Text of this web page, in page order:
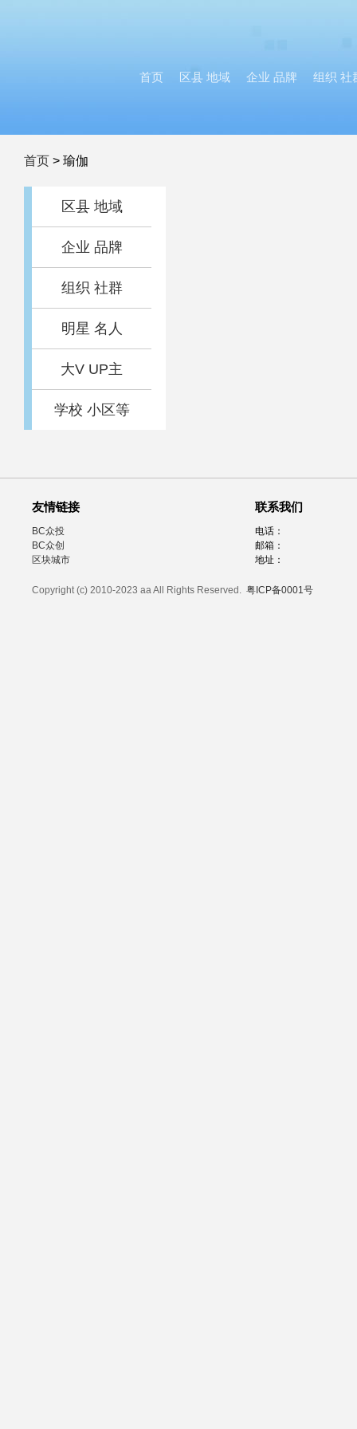
首页 区县 地域 企业 品牌 组织 社
首页 > 瑜伽
区县 地域
企业 品牌
组织 社群
明星 名人
大V UP主
学校 小区等
友情链接
BC众投
BC众创
区块城市
联系我们
电话：
邮箱：
地址：
Copyright (c) 2010-2023 aa All Rights Reserved. 粤ICP备0001号